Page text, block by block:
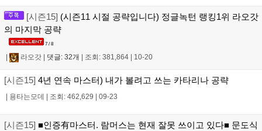
[시즌15] (시즌11 시절 공략입니다) 정글녹턴 랭킹1위 라오갓
의 마지막 공략
7 / 8
라오갓 댓글: 32개 조회: 381,864 10-20
[시즌15] 4년 연속 마스터) 내가 볼려고 쓰는 카타리나 공략
용타는모데 조회: 462,629 09-23
[시즌15] ■인증有마스터. 람머스는 현재 잘못 쓰이고 있다■ 문도식